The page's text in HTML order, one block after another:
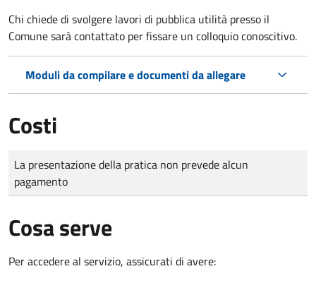
Chi chiede di svolgere lavori di pubblica utilità presso il
Comune sarà contattato per fissare un colloquio conoscitivo.
Moduli da compilare e documenti da allegare
Costi
Tipo di pagamento
Importo
La presentazione della pratica non prevede alcun
pagamento
Cosa serve
Per accedere al servizio, assicurati di avere: